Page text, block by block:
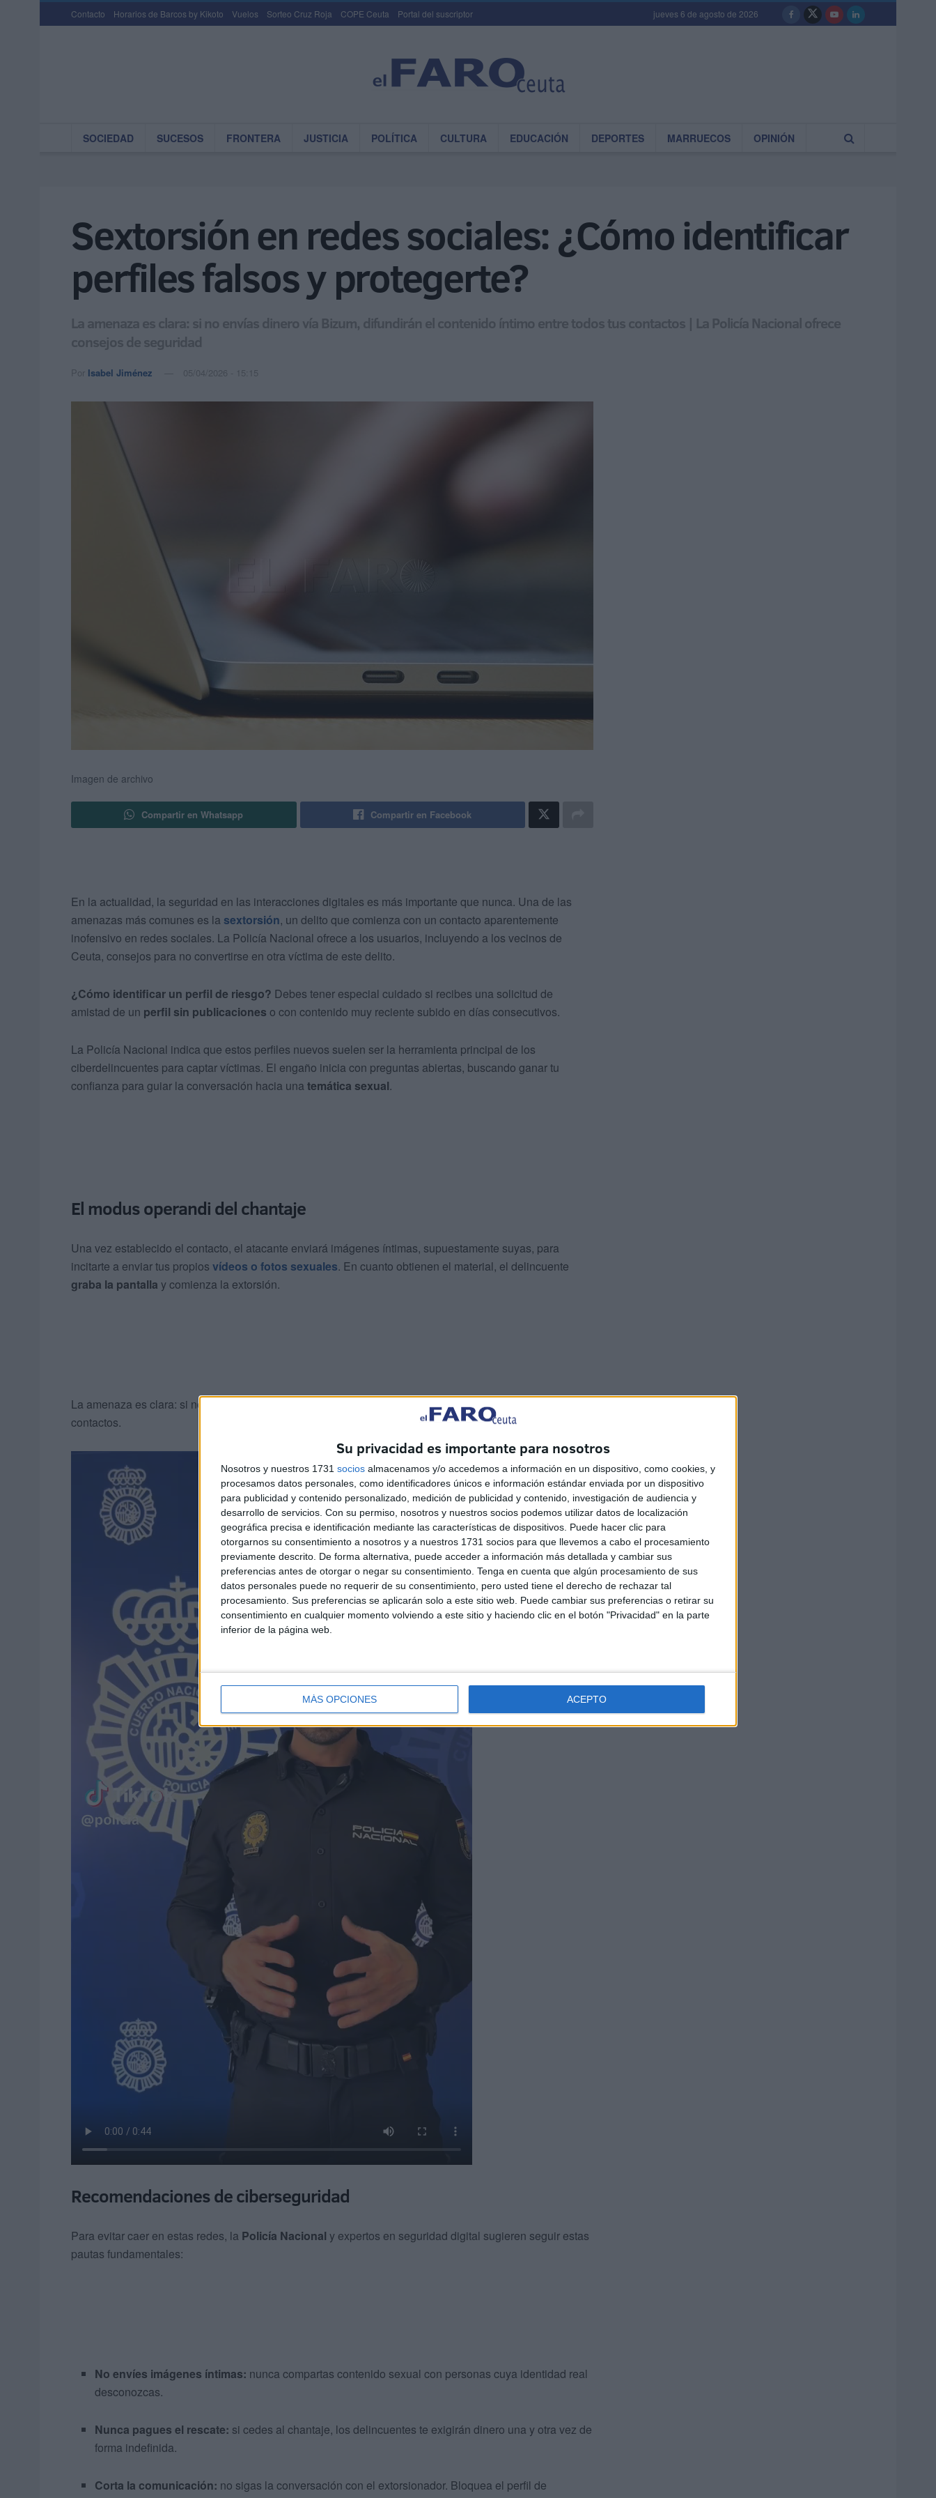
Su privacidad es importante para nosotros
Nosotros y nuestros 1731 socios almacenamos y/o accedemos a información en un dispositivo, como cookies, y
procesamos datos personales, como identificadores únicos e información estándar enviada por un dispositivo
para publicidad y contenido personalizado, medición de publicidad y contenido, investigación de audiencia y
desarrollo de servicios. Con su permiso, nosotros y nuestros socios podemos utilizar datos de localización
geográfica precisa e identificación mediante las características de dispositivos. Puede hacer clic para
otorgarnos su consentimiento a nosotros y a nuestros 1731 socios para que llevemos a cabo el procesamiento
previamente descrito. De forma alternativa, puede acceder a información más detallada y cambiar sus
preferencias antes de otorgar o negar su consentimiento. Tenga en cuenta que algún procesamiento de sus
datos personales puede no requerir de su consentimiento, pero usted tiene el derecho de rechazar tal
procesamiento. Sus preferencias se aplicarán solo a este sitio web. Puede cambiar sus preferencias o retirar su
consentimiento en cualquier momento volviendo a este sitio y haciendo clic en el botón "Privacidad" en la parte
inferior de la página web.
MÁS OPCIONES ACEPTO
Contacto Horarios de Barcos by Kikoto Vuelos Sorteo Cruz Roja COPE Ceuta Portal del suscriptor jueves 6 de agosto de 2026
SOCIEDAD SUCESOS FRONTERA JUSTICIA POLÍTICA CULTURA EDUCACIÓN DEPORTES MARRUECOS OPINIÓN
Sextorsión en redes sociales: ¿Cómo identificar
perfiles falsos y protegerte?
La amenaza es clara: si no envías dinero vía Bizum, difundirán el contenido íntimo entre todos tus contactos | La Policía Nacional ofrece
consejos de seguridad
Por Isabel Jiménez 05/04/2026 - 15:15
Imagen de archivo
Compartir en Whatsapp Compartir en Facebook
En la actualidad, la seguridad en las interacciones digitales es más importante que nunca. Una de las
amenazas más comunes es la sextorsión, un delito que comienza con un contacto aparentemente
inofensivo en redes sociales. La Policía Nacional ofrece a los usuarios, incluyendo a los vecinos de
Ceuta, consejos para no convertirse en otra víctima de este delito.
¿Cómo identificar un perfil de riesgo? Debes tener especial cuidado si recibes una solicitud de
amistad de un perfil sin publicaciones o con contenido muy reciente subido en días consecutivos.
La Policía Nacional indica que estos perfiles nuevos suelen ser la herramienta principal de los
ciberdelincuentes para captar víctimas. El engaño inicia con preguntas abiertas, buscando ganar tu
confianza para guiar la conversación hacia una temática sexual.
El modus operandi del chantaje
Una vez establecido el contacto, el atacante enviará imágenes íntimas, supuestamente suyas, para
incitarte a enviar tus propios vídeos o fotos sexuales. En cuanto obtienen el material, el delincuente
graba la pantalla y comienza la extorsión.
La amenaza es clara: si no envías
, difundirán el contenido íntimo entre todos tus
contactos.
Recomendaciones de ciberseguridad
Para evitar caer en estas redes, la Policía Nacional y expertos en seguridad digital sugieren seguir estas
pautas fundamentales:
No envíes imágenes íntimas: nunca compartas contenido sexual con personas cuya identidad real
desconozcas.
Nunca pagues el rescate: si cedes al chantaje, los delincuentes te exigirán dinero una y otra vez de
forma indefinida.
Corta la comunicación: no sigas la conversación con el extorsionador. Bloquea el perfil de